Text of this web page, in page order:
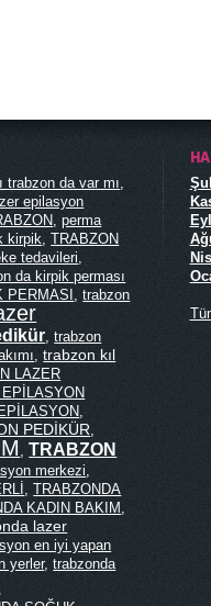
trabzon da var mı
epilasyon
,perma
kirpik ,TRABZON
tedavileri
da kirpik perması
PERMASI ,trabzon
,trabzon
,trabzon kıl
LAZER
PEDİKÜR
TRABZON
merkezi
,TRABZONDA
KADIN BAKIM
lazer
en iyi yapan
yerler,trabzonda